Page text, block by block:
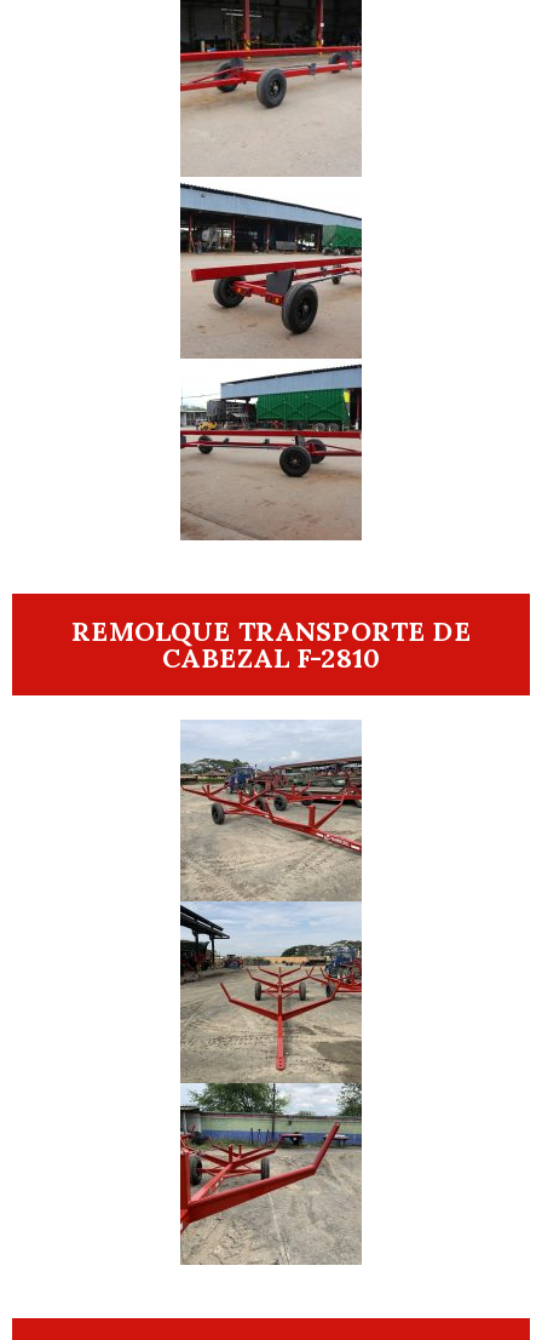
REMOLQUE TRANSPORTE DE
CABEZAL F-2810